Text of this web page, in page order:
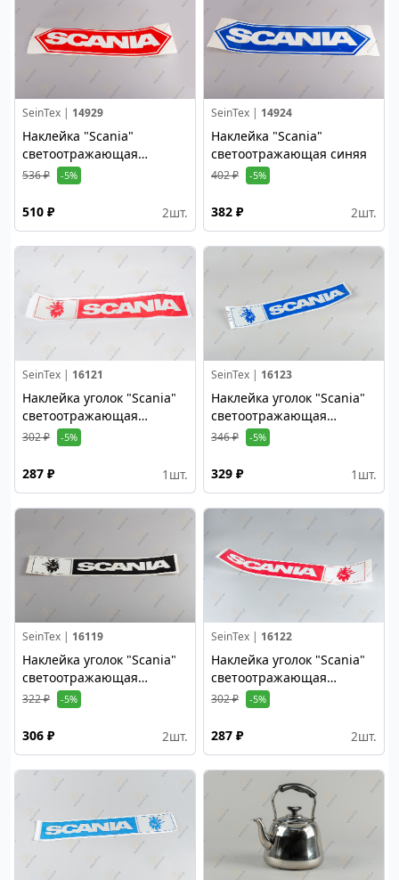
SeinTex | 14929
Наклейка "Scania"
светоотражающая
красная
536 ₽ -5%
510 ₽ 2шт.
SeinTex | 14924
Наклейка "Scania"
светоотражающая синяя
402 ₽ -5%
382 ₽ 2шт.
SeinTex | 16121
Наклейка уголок "Scania"
светоотражающая
(полоска красная) левая
сторона
302 ₽ -5%
287 ₽ 1 шт.
SeinTex | 16123
Наклейка уголок "Scania"
светоотражающая
(полоска синяя) левая
сторона
346 ₽ -5%
329 ₽ 1 шт.
SeinTex | 16119
Наклейка уголок "Scania"
светоотражающая
(полоска черная) левая
сторона
322 ₽ -5%
306 ₽ 2шт.
SeinTex | 16122
Наклейка уголок "Scania"
светоотражающая
(полоска красная) правая
сторона
302 ₽ -5%
287 ₽ 2шт.